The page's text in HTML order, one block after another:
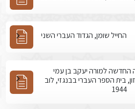
החייל שומן, הגדוד העברי השני
החדשה למורה יעקב בן עמי
בית הספר העברי בבנגזי, לוב
1944